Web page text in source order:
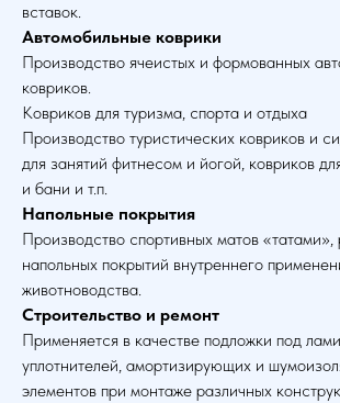
вставок.
Автомобильные коврики
Производство ячеистых и формованных
ковриков.
Ковриков для туризма, спорта и отдыха
Производство туристических ковриков и
для занятий фитнесом и йогой, ковриков
и бани и т.п.
Напольные покрытия
Производство спортивных матов «татами»,
напольных покрытий внутреннего
животноводства.
Строительство и ремонт
Применяется в качестве подложки под
уплотнителей, амортизирующих и
элементов при монтаже различных